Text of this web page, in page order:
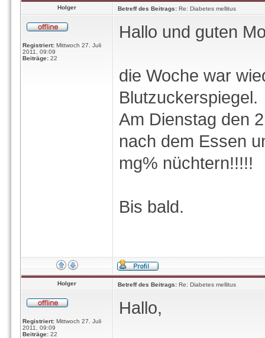
Holger Betreff des Beitrags: Re: Diabetes mellitus
Registriert: Mittwoch 27. Juli
2011, 09:09
Beiträge: 22
Hallo und guten
die Woche war
Blutzuckerspiegel.
Am Dienstag den
nach dem Essen
mg% nüchtern!!!!!
Bis bald.
Holger Betreff des Beitrags: Re: Diabetes mellitus
Registriert: Mittwoch 27. Juli
2011, 09:09
Beiträge: 22
Hallo,